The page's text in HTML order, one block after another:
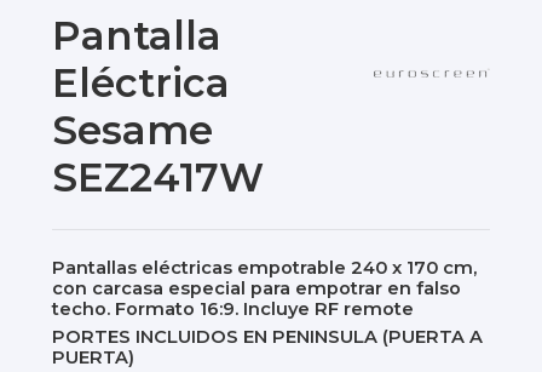
Pantalla
Eléctrica
Sesame
SEZ2417W
Pantallas eléctricas empotrable 240 x 170 cm,
con carcasa especial para empotrar en falso
techo. Formato 16:9. Incluye RF remote
PORTES INCLUIDOS EN PENINSULA (PUERTA A
PUERTA)